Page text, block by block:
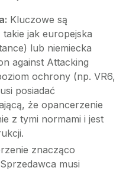
Kluczowe są
jak europejska
lub niemiecka
against Attacking
ochrony (np. VR6,
posiadać
że opancerzenie
z tymi normami i jest
znacząco
musi